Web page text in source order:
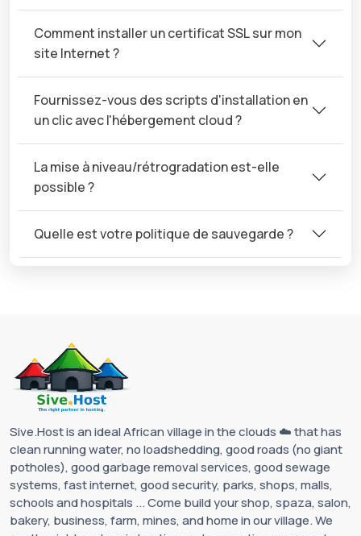
Comment installer un certificat SSL sur mon
site Internet ?
Fournissez-vous des scripts d'installation en
un clic avec l'hébergement cloud ?
La mise à niveau/rétrogradation est-elle
possible ?
Quelle est votre politique de sauvegarde ?
Sive.Host is an ideal African village in the clouds ☁️ that has
clean running water, no loadshedding, good roads (no giant
potholes), good garbage removal services, good sewage
systems, fast internet, good security, parks, shops, malls,
schools and hospitals ... Come build your shop, spaza, salon,
bakery, business, farm, mines, and home in our village. We